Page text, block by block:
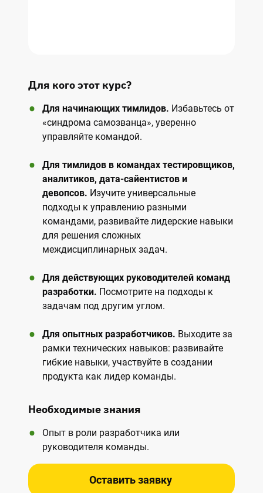
Для кого этот курс?
Для начинающих тимлидов. Избавьтесь от
«синдрома самозванца», уверенно
управляйте командой.
Для тимлидов в командах тестировщиков,
аналитиков, дата-сайентистов и
девопсов. Изучите универсальные
подходы к управлению разными
командами, развивайте лидерские навыки
для решения сложных
междисциплинарных задач.
Для действующих руководителей команд
разработки. Посмотрите на подходы к
задачам под другим углом.
Для опытных разработчиков. Выходите за
рамки технических навыков: развивайте
гибкие навыки, участвуйте в создании
продукта как лидер команды.
Необходимые знания
Опыт в роли разработчика или
руководителя команды.
Оставить заявку